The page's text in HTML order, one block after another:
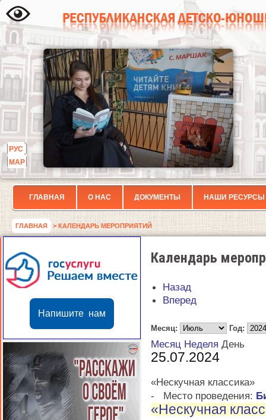
РУС
МАР
ГЛАВНАЯ О НАС ДОКУМЕНТЫ НАШИ РЕСУРСЫ
ГЛАВНАЯ > КАЛЕНДАРЬ МЕРОПРИЯТИЙ
Напишите нам
Календарь
Назад
Вперед
Месяц: Год:
Месяц Неделя День
25.07.2024
«Нескучная классика»
-
Место проведения:
«Нескучная